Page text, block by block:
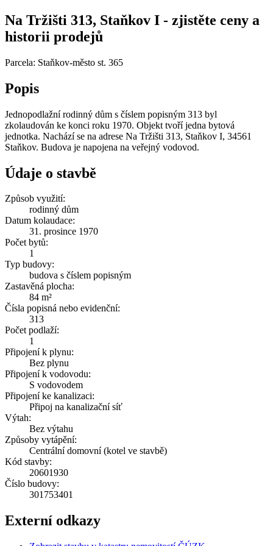
Na Tržišti 313, Staňkov I - zjistěte ceny a
historii prodejů
Parcela: Staňkov-město st. 365
Popis
Jednopodlažní rodinný dům s číslem popisným 313 byl
zkolaudován ke konci roku 1970. Objekt tvoří jedna bytová
jednotka. Nachází se na adrese Na Tržišti 313, Staňkov I, 34561
Staňkov. Budova je napojena na veřejný vodovod.
Údaje o stavbě
Způsob využití:
rodinný dům
Datum kolaudace:
31. prosince 1970
Počet bytů:
1
Typ budovy:
budova s číslem popisným
Zastavěná plocha:
84 m²
Čísla popisná nebo evidenční:
313
Počet podlaží:
1
Připojení k plynu:
Bez plynu
Připojení k vodovodu:
S vodovodem
Připojení ke kanalizaci:
Připoj na kanalizační síť
Výtah:
Bez výtahu
Způsoby vytápění:
Centrální domovní (kotel ve stavbě)
Kód stavby:
20601930
Číslo budovy:
301753401
Externí odkazy